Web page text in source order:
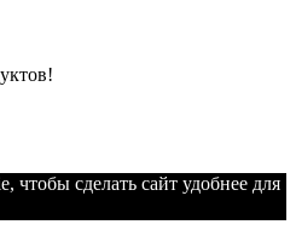
сделать сайт удобнее для